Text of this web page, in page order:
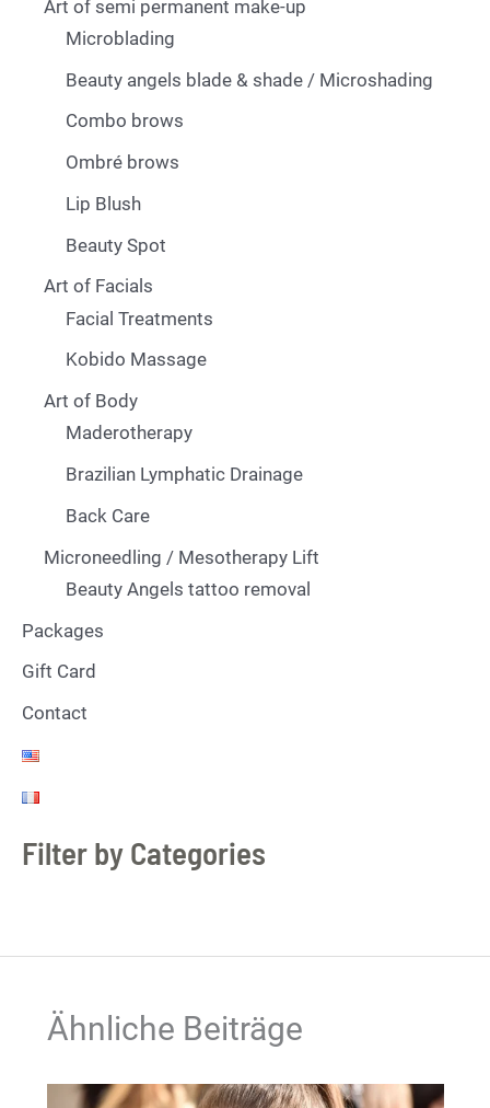
Art of semi permanent make-up
Microblading
Beauty angels blade & shade / Microshading
Combo brows
Ombré brows
Lip Blush
Beauty Spot
Art of Facials
Facial Treatments
Kobido Massage
Art of Body
Maderotherapy
Brazilian Lymphatic Drainage
Back Care
Microneedling / Mesotherapy Lift
Beauty Angels tattoo removal
Packages
Gift Card
Contact
Filter by Categories
Ähnliche Beiträge